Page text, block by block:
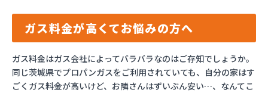
ガス料金が高くてお悩みの方へ
ガス料金はガス会社によってバラバラなのはご存知でしょうか。
同じ茨城県でプロパンガスをご利用されていても、自分の家はす
ごくガス料金が高いけど、お隣さんはずいぶん安い…、なんてこ